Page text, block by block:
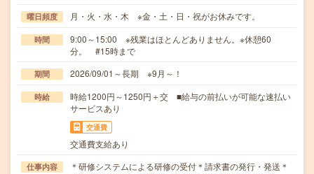
曜日頻度 月・火・水・木 ※金・土・日・祝がお休みです。
時間
9:00～15:00 ※残業はほとんどありません。※休憩60
分。 #15時まで
期間 2026/09/01～長期 ※9月～！
時給
時給1200円～1250円＋交 ■給与の前払いが可能な速払い
サービスあり
交通費
交通費支給あり
仕事内容
＊研修システムによる研修の受付＊請求書の発行・発送＊